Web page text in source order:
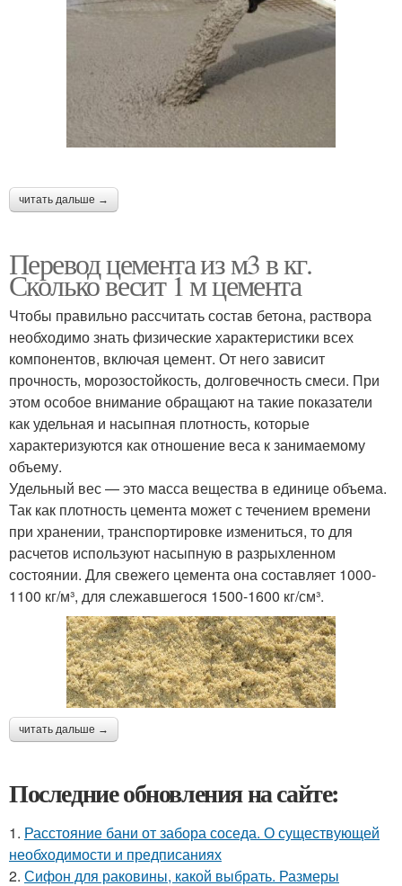
читать дальше →
Перевод цемента из м3 в кг.
Сколько весит 1 м цемента
Чтобы правильно рассчитать состав бетона, раствора
необходимо знать физические характеристики всех
компонентов, включая цемент. От него зависит
прочность, морозостойкость, долговечность смеси. При
этом особое внимание обращают на такие показатели
как удельная и насыпная плотность, которые
характеризуются как отношение веса к занимаемому
объему.
Удельный вес — это масса вещества в единице объема.
Так как плотность цемента может с течением времени
при хранении, транспортировке измениться, то для
расчетов используют насыпную в разрыхленном
состоянии. Для свежего цемента она составляет 1000-
1100 кг/м³, для слежавшегося 1500-1600 кг/см³.
читать дальше →
Последние обновления на сайте:
1. Расстояние бани от забора соседа. О существующей
необходимости и предписаниях
2. Сифон для раковины, какой выбрать. Размеры